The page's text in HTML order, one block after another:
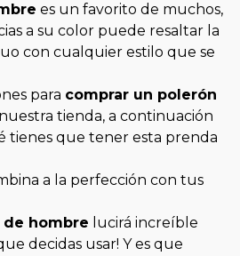
es un favorito de muchos,
a su color puede resaltar la
con cualquier estilo que se
para comprar un polerón
tienda, a continuación
tienes que tener esta prenda
a la perfección con tus
hombre lucirá increíble
decidas usar! Y es que